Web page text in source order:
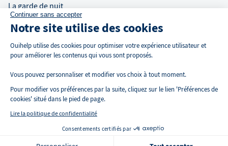
La garde de nuit
Auxiliaire de vie à domicile
Continuer sans accepter
Notre site utilise des cookies
Ouihelp utilise des cookies pour optimiser votre expérience utilisateur et
pour améliorer les contenus qui vous sont proposés.
Vous pouvez personnaliser et modifier vos choix à tout moment.
Pour modifier vos préférences par la suite, cliquez sur le lien 'Préférences de
cookies' situé dans le pied de page.
Lire la politique de confidentialité
Consentements certifiés par